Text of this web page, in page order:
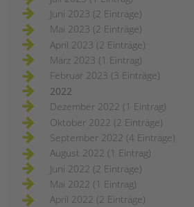
Juni 2023 (2 Einträge)
Mai 2023 (2 Einträge)
April 2023 (2 Einträge)
März 2023 (1 Eintrag)
Februar 2023 (3 Einträge)
2022
Dezember 2022 (1 Eintrag)
Oktober 2022 (2 Einträge)
September 2022 (4 Einträge)
August 2022 (1 Eintrag)
Juni 2022 (2 Einträge)
Mai 2022 (1 Eintrag)
April 2022 (2 Einträge)